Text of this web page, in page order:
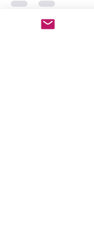
Sosyolojiye giriş yazısı